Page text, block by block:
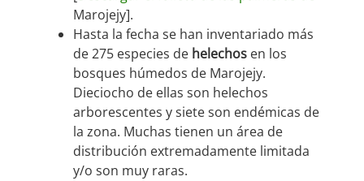
Marojejy].
Hasta la fecha se han inventariado más
de 275 especies de helechos en los
bosques húmedos de Marojejy.
Dieciocho de ellas son helechos
arborescentes y siete son endémicas de
la zona. Muchas tienen un área de
distribución extremadamente limitada
y/o son muy raras.